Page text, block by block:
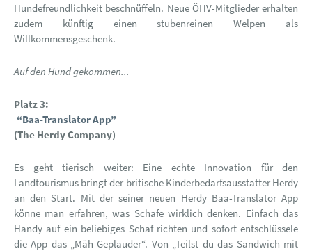
Hundefreundlichkeit beschnüffeln. Neue ÖHV-Mitglieder erhalten
zudem künftig einen stubenreinen Welpen als
Willkommensgeschenk.
Auf den Hund gekommen...
Platz 3:
“Baa-Translator App”
(The Herdy Company)
Es geht tierisch weiter: Eine echte Innovation für den
Landtourismus bringt der britische Kinderbedarfsausstatter Herdy
an den Start. Mit der seiner neuen Herdy Baa-Translator App
könne man erfahren, was Schafe wirklich denken. Einfach das
Handy auf ein beliebiges Schaf richten und sofort entschlüssele
die App das „Mäh-Geplauder“. Von „Teilst du das Sandwich mit